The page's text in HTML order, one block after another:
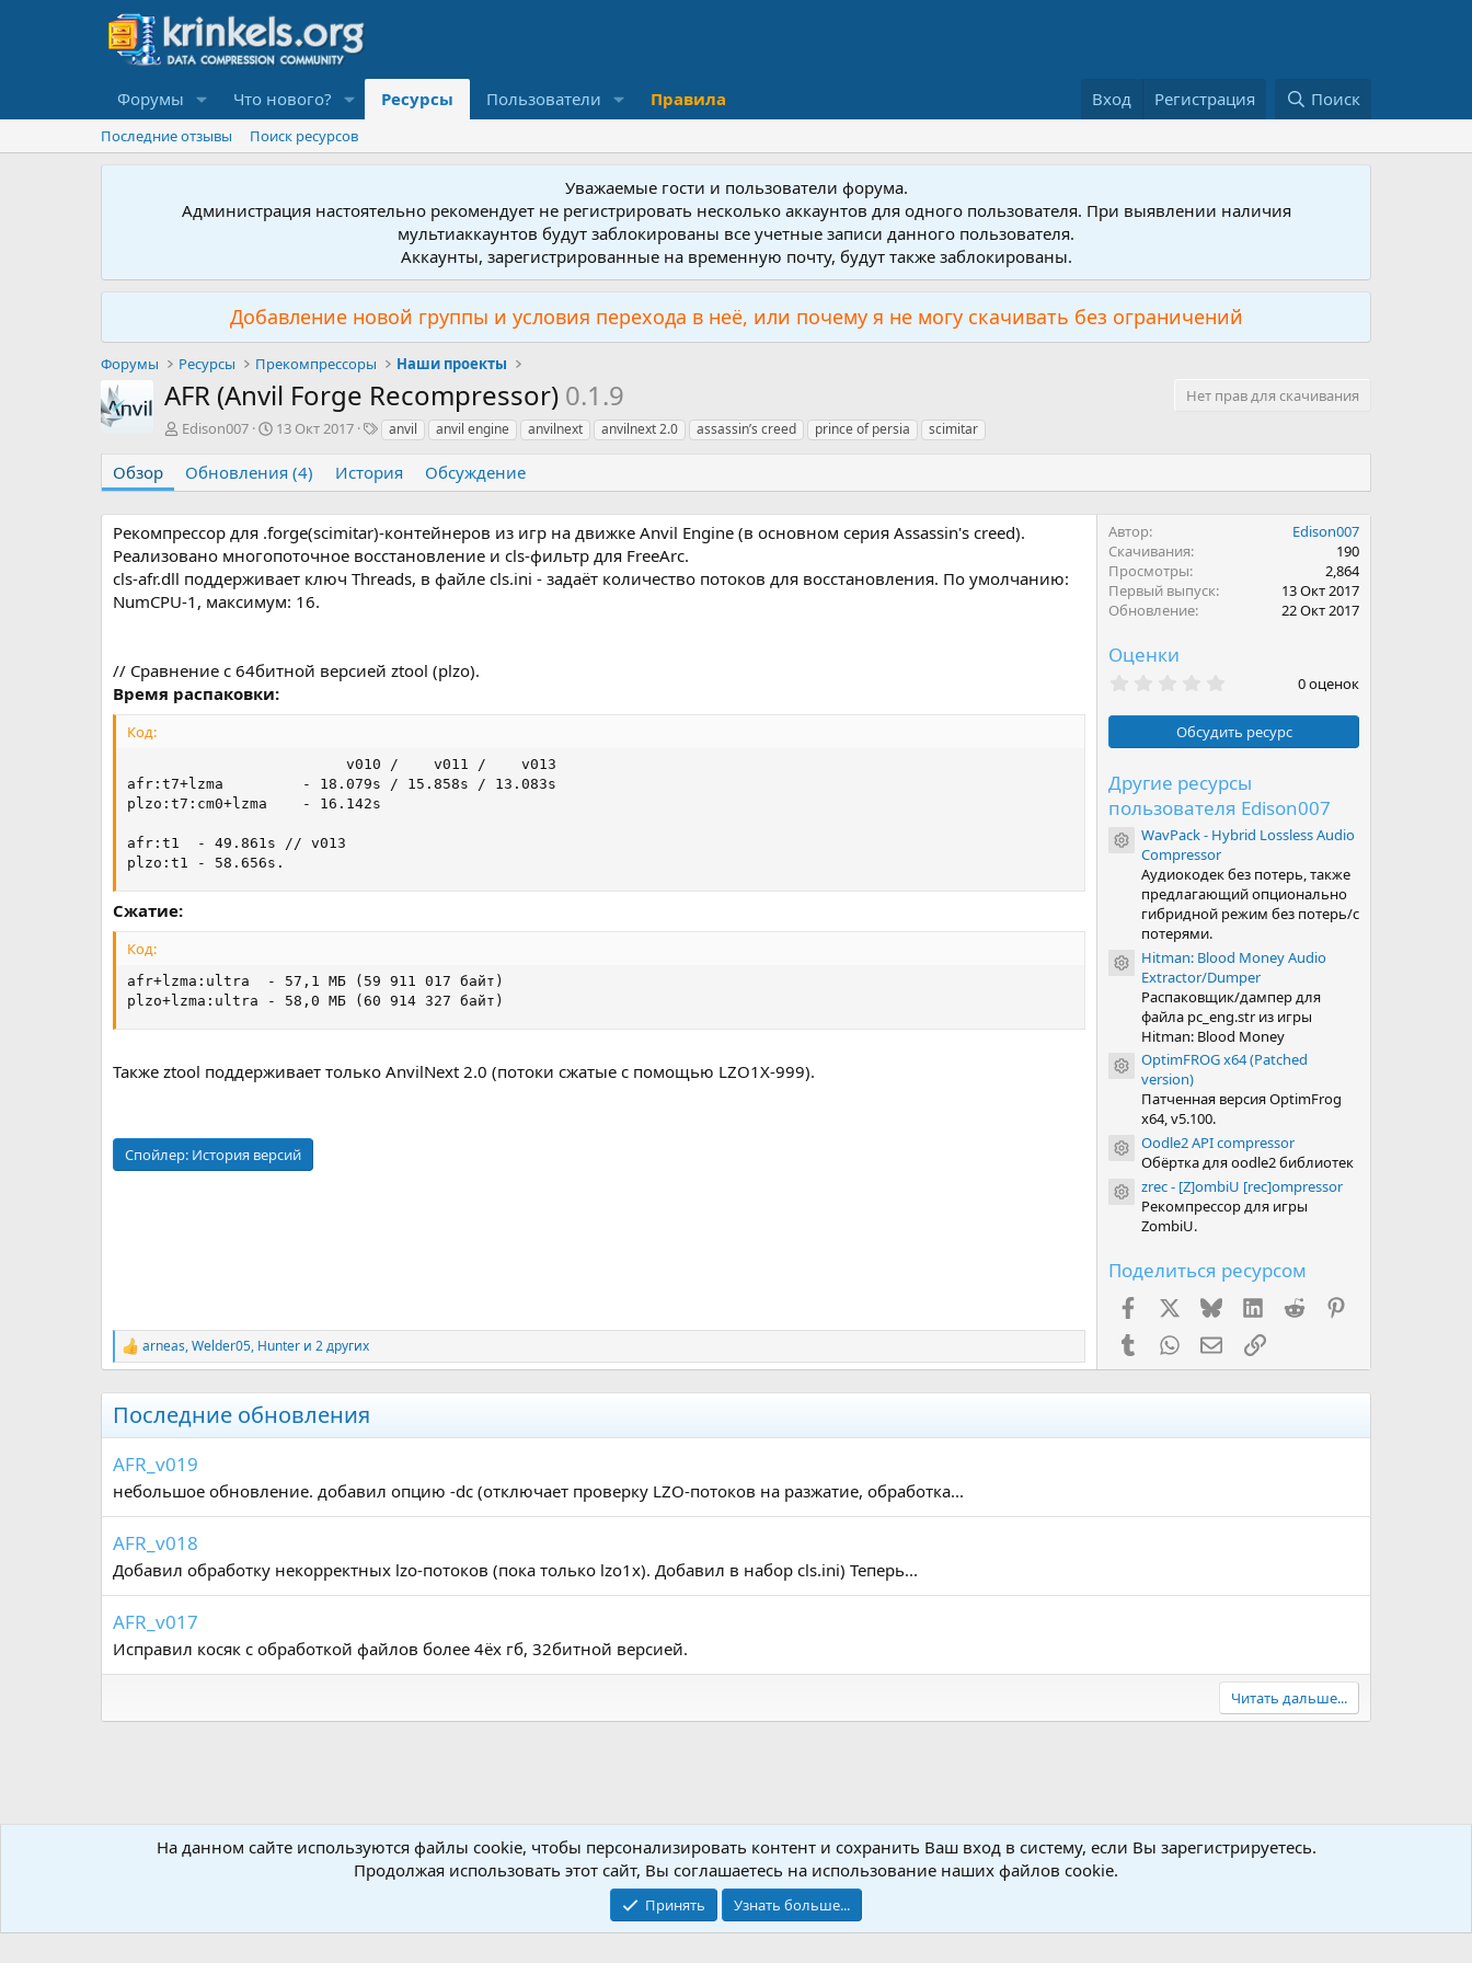
Форумы Что нового? Ресурсы Пользователи Правила Вход Регистрация Поиск
Последние отзывы Поиск ресурсов
Уважаемые гости и пользователи форума.
Администрация настоятельно рекомендует не регистрировать несколько аккаунтов для одного пользователя. При выявлении наличия
мультиаккаунтов будут заблокированы все учетные записи данного пользователя.
Аккаунты, зарегистрированные на временную почту, будут также заблокированы.
Добавление новой группы и условия перехода в неё, или почему я не могу скачивать без ограничений
Форумы Ресурсы Прекомпрессоры Наши проекты
AFR (Anvil Forge Recompressor) 0.1.9
Нет прав для скачивания
А
т
о
Edison007
Д
т
а
о
д
а
н
13 Окт 2017
Т
г
и
anvil anvil engine anvilnext anvilnext 2.0 assassin’s creed prince of persia scimitar
Обзор Обновления (4) История Обсуждение
Рекомпрессор для .forge(scimitar)-контейнеров из игр на движке Anvil Engine (в основном серия Assassin's creed).
Реализовано многопоточное восстановление и cls-фильтр для FreeArc.
cls-afr.dll поддерживает ключ Threads, в файле cls.ini - задаёт количество потоков для восстановления. По умолчанию:
NumCPU-1, максимум: 16.
// Сравнение с 64битной версией ztool (plzo).
Время распаковки:
Код:
                         v010 /    v011 /    v013
afr:t7+lzma         - 18.079s / 15.858s / 13.083s
plzo:t7:cm0+lzma    - 16.142s
afr:t1  - 49.861s // v013
plzo:t1 - 58.656s.
Сжатие:
Код:
afr+lzma:ultra  - 57,1 МБ (59 911 017 байт)
plzo+lzma:ultra - 58,0 МБ (60 914 327 байт)
Также ztool поддерживает только AnvilNext 2.0 (потоки сжатые с помощью LZO1X-999).
Спойлер: История версий
Р
е
к
ц
и
и
:
arneas,Welder05, Hunter и 2 других
Автор
Edison007
Скачивания
190
Просмотры
2,864
Первый выпуск
13 Окт 2017
Обновление
22 Окт 2017
Оценки
0
0
з
ё
з
д
0 оценок
Обсудить ресурс
Другие ресурсы
пользователя Edison007
Иконка ресурса
WavPack - Hybrid Lossless Audio
Compressor
Аудиокодек без потерь, также
предлагающий опционально
гибридной режим без потерь/с
потерями.
Иконка ресурса
Hitman: Blood Money Audio
Extractor/Dumper
Распаковщик/дампер для
файла pc_eng.str из игры
Hitman: Blood Money
Иконка ресурса
OptimFROG x64 (Patched
version)
Патченная версия OptimFrog
x64, v5.100.
Иконка ресурса
Oodle2 API compressor
Обёртка для oodle2 библиотек
Иконка ресурса
zrec - [Z]ombiU [rec]ompressor
Рекомпрессор для игры
ZombiU.
Поделиться ресурсом
FacebookX (Twitter)
Bluesky LinkedInReddit
TumblrWhatsAppЭлектронная почта
Ссылка
Последние обновления
AFR_v019
небольшое обновление. добавил опцию -dc (отключает проверку LZO-потоков на разжатие, обработка...
AFR_v018
Добавил обработку некорректных lzo-потоков (пока только lzo1x). Добавил в набор cls.ini) Теперь...
AFR_v017
Исправил косяк с обработкой файлов более 4ёх гб, 32битной версией.
Читать дальше...
Ресурсы Прекомпрессоры Наши проекты
Обратная связь
На данном сайте используются файлы cookie, чтобы персонализировать контент и сохранить Ваш вход в систему, если Вы зарегистрируетесь.
Продолжая использовать этот сайт, Вы соглашаетесь на использование наших файлов cookie.
Принять Узнать больше...